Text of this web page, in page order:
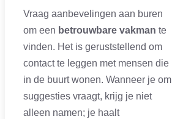
Vraag aanbevelingen aan buren
om een betrouwbare vakman te
vinden. Het is geruststellend om
contact te leggen met mensen die
in de buurt wonen. Wanneer je om
suggesties vraagt, krijg je niet
alleen namen; je haalt